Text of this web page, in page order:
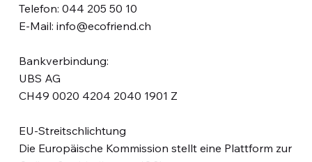
Telefon: 044 205 50 10
E-Mail: info@ecofriend.ch
Bankverbindung:
UBS AG
CH49 0020 4204 2040 1901 Z
EU-Streitschlichtung
Die Europäische Kommission stellt eine Plattform zur